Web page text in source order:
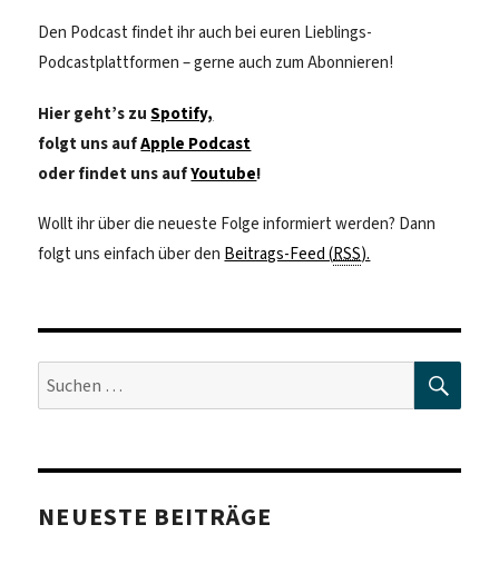
d
e
o
Den Podcast findet ihr auch bei euren Lieblings-
Podcastplattformen – gerne auch zum Abonnieren!
Hier geht’s zuSpotify,
folgt uns aufApple Podcast
oder findet uns aufYoutube!
Wollt ihr über die neueste Folge informiert werden? Dann
folgt uns einfach über den Beitrags-Feed (RSS).
Suche
nach:
NEUESTE BEITRÄGE